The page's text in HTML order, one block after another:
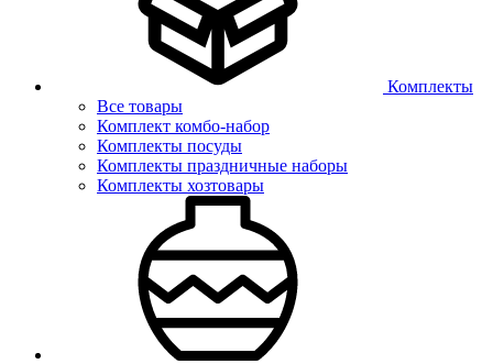
Комплекты
Все товары
Комплект комбо-набор
Комплекты посуды
Комплекты праздничные наборы
Комплекты хозтовары